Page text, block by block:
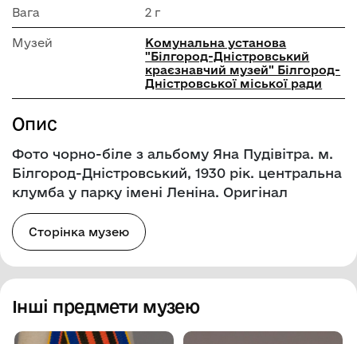
Вага 2 г
Музей
Комунальна установа
"Білгород-Дністровський
краєзнавчий музей" Білгород-
Дністровської міської ради
Опис
Фото чорно-біле з альбому Яна Пудівітра. м.
Білгород-Дністровський, 1930 рік. центральна
клумба у парку імені Леніна. Оригінал
Сторінка музею
Інші предмети музею